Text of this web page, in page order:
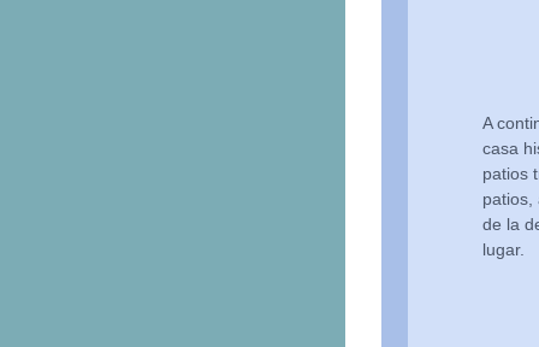
A
casa
patios
patios,
de la
lugar.